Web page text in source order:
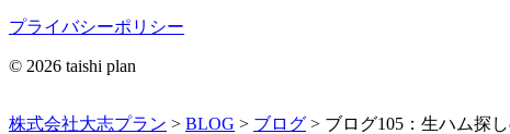
プライバシーポリシー
© 2026 taishi plan
株式会社大志プラン > BLOG > ブログ > ブログ105：生ハム探